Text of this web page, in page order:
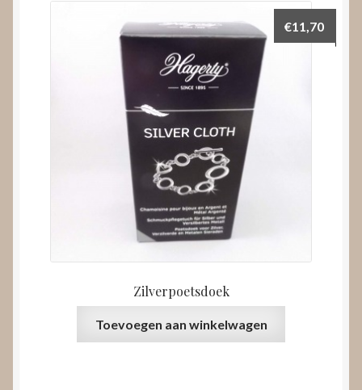
Zilverpoetsdoek
€11,70
Toevoegen aan winkelwagen